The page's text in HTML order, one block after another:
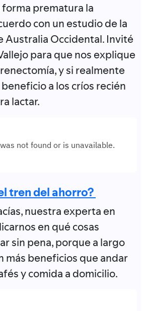
prematura la
con un estudio de la
Australia Occidental. Invité
para que nos explique
y si realmente
a los críos recién
lactar.
tren del ahorro?
nuestra experta en
en qué cosas
sin pena, porque a largo
más beneficios que andar
y comida a domicilio.